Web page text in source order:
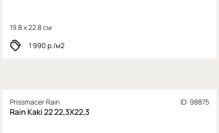
19.8 x 22.8 см
1 990 р./м2
Prissmacer Rain ID: 98875
Rain Kaki 22 22,3X22,3